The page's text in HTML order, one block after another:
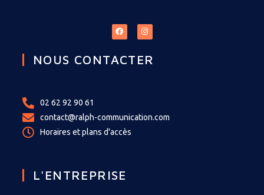
NOUS CONTACTER
02 62 92 90 61
contact@ralph-communication.com
Horaires et plans d'accès
L'ENTREPRISE